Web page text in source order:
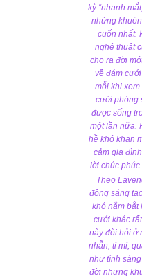
kỳ “nhanh
những
cuốn nhất.
nghệ thuật
cho ra đời
về đám
mỗi khi
cưới phóng
được sống
một lần nữa.
hề khô khan
cảm gia
lời chúc phúc
Theo
động sáng
khó nắm bắt
cưới khác
này đòi hỏi ở
nhẫn, tỉ mỉ,
như tính
đời nhưng